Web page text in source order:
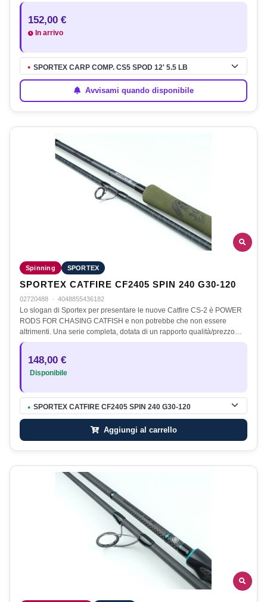
152,00 €
In arrivo
● SPORTEX CARP COMP. CS5 SPOD 12' 5.5 LB
Avvisami quando disponibile
Spinning SPORTEX
SPORTEX CATFIRE CF2405 SPIN 240 G30-120
02720488 · 4048855436182
Lo slogan di Sportex per presentare le nuove Catfire CS-2 è POWER
RODS FOR CHASING CATFISH e non potrebbe che non essere
altrimenti. Una serie completa, dotata di un rapporto qualità/prezzo…
148,00 €
Disponibile
● SPORTEX CATFIRE CF2405 SPIN 240 G30-120
Aggiungi al carrello